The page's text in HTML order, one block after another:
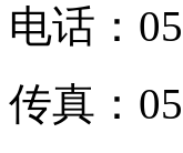
电话：
传真：